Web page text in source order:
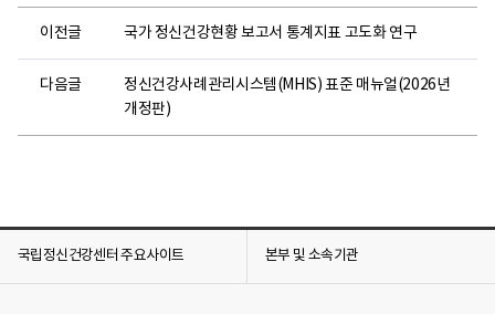
이전글 국가 정신건강현황 보고서 통계지표 고도화 연구
다음글
정신건강사례관리시스템(MHIS) 표준 매뉴얼(2026년
개정판)
국립정신건강센터 주요사이트 본부 및 소속기관